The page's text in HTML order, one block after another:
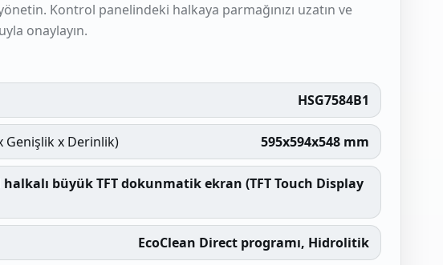
Kontrol panelindeki halkaya parmağınızı uzatın ve
onaylayın.
HSG7584B1
Genişlik x Derinlik) 595x594x548 mm
büyük TFT dokunmatik ekran (TFT Touch Display
EcoClean Direct programı, Hidrolitik